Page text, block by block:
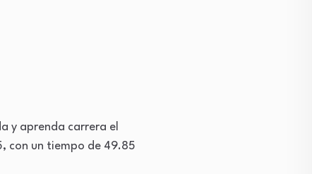
y aprenda carrera el
con un tiempo de 49.85